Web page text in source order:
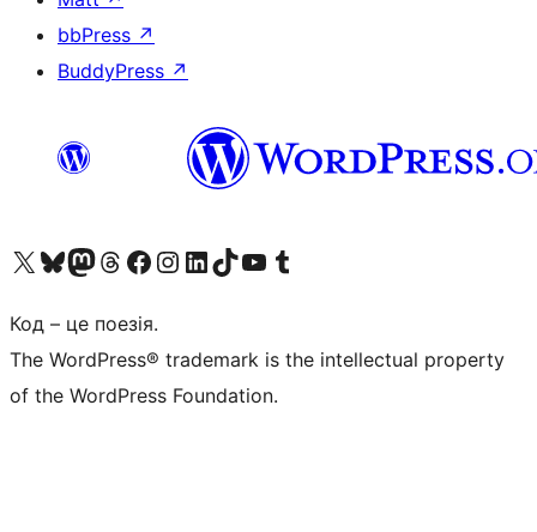
bbPress ↗
BuddyPress ↗
Visit our X (formerly Twitter) account
Visit our Bluesky account
Завітайте до нашої стрічки в Mastodon
Visit our Threads account
Завітайте на нашу сторінку в Facebook
Visit our Instagram account
Visit our LinkedIn account
Visit our TikTok account
Visit our YouTube channel
Visit our Tumblr account
Код – це поезія.
The WordPress® trademark is the intellectual property
of the WordPress Foundation.